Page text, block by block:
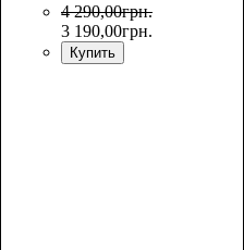
4 290,00грн.
3 190,00грн.
Купить